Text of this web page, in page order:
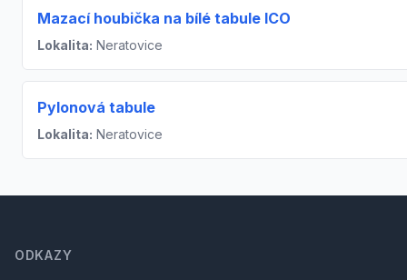
Mazací houbička na bílé tabule ICO
Lokalita: Neratovice
Pylonová tabule
Lokalita: Neratovice
ODKAZY